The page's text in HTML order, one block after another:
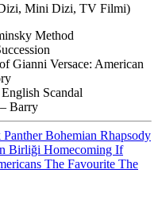
Mini Dizi, TV Filmi)
Method
Gianni Versace: American
Scandal
Barry
Bohemian Rhapsody
Birliği Homecoming If
The Favourite The